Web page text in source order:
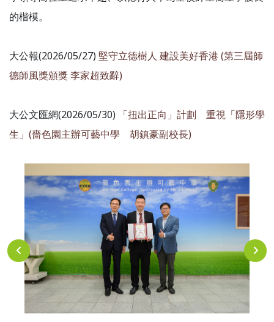
的楷模。
大公報(2026/05/27)堅守立德樹人 建設美好香港 (第三屆師
德師風獎頒獎 李家超致辭)
大公文匯網(2026/05/30) 「扭出正向」計劃 重視「隱形學
生」(嗇色園主辦可藝中學 胡鎮豪副校長)